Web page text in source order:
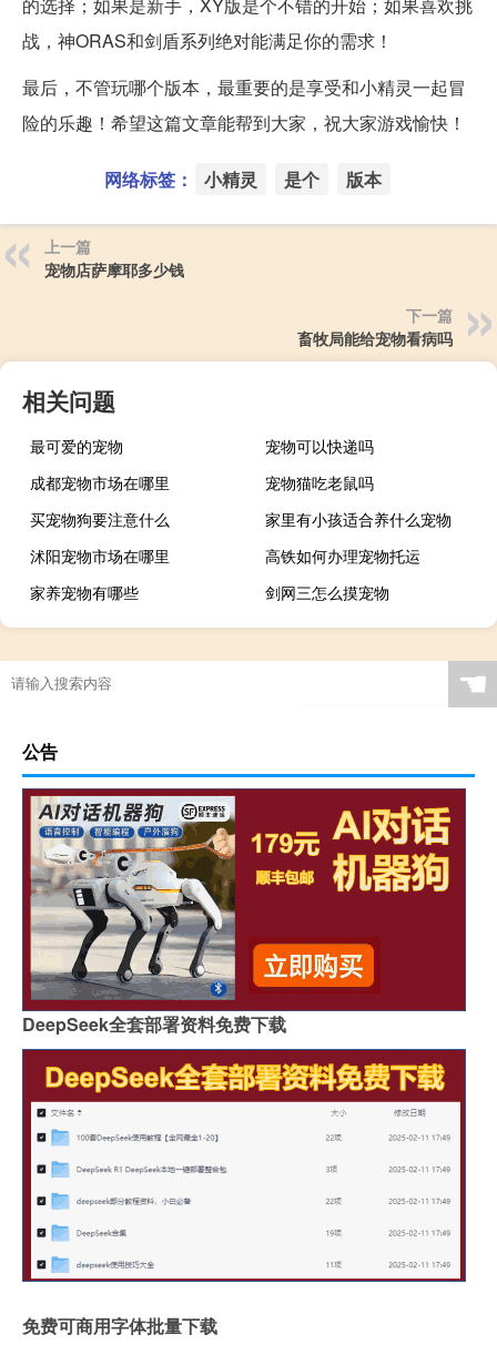
战，神ORAS和剑盾系列绝对能满足你的需求！
最后，不管玩哪个版本，最重要的是享受和小精灵一起冒
险的乐趣！希望这篇文章能帮到大家，祝大家游戏愉快！
网络标签： 小精灵 是个 版本
上一篇
宠物店萨摩耶多少钱
下一篇
畜牧局能给宠物看病吗
相关问题
最可爱的宠物
宠物可以快递吗
成都宠物市场在哪里
宠物猫吃老鼠吗
买宠物狗要注意什么
家里有小孩适合养什么宠物
沭阳宠物市场在哪里
高铁如何办理宠物托运
家养宠物有哪些
剑网三怎么摸宠物
☚
公告
DeepSeek全套部署资料免费下载
免费可商用字体批量下载